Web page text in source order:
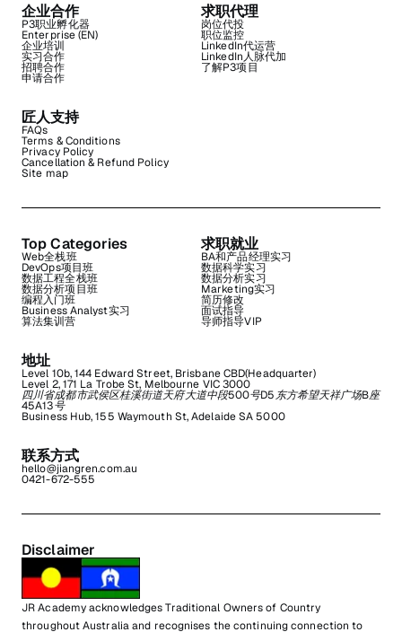
企业合作
P3职业孵化器
Enterprise (EN)
企业培训
实习合作
招聘合作
申请合作
求职代理
岗位代投
职位监控
LinkedIn代运营
LinkedIn人脉代加
了解P3项目
匠人支持
FAQs
Terms & Conditions
Privacy Policy
Cancellation & Refund Policy
Site map
Top Categories
Web全栈班
DevOps项目班
数据工程全栈班
数据分析项目班
编程入门班
Business Analyst实习
算法集训营
求职就业
BA和产品经理实习
数据科学实习
数据分析实习
Marketing实习
简历修改
面试指导
导师指导VIP
地址
Level 10b, 144 Edward Street, Brisbane CBD(Headquarter)
Level 2, 171 La Trobe St, Melbourne VIC 3000
四川省成都市武侯区桂溪街道天府大道中段500号D5东方希望天祥广场B座
45A13号
Business Hub, 155 Waymouth St, Adelaide SA 5000
联系方式
hello@jiangren.com.au
0421-672-555
Disclaimer
JR Academy acknowledges Traditional Owners of Country
throughout Australia and recognises the continuing connection to